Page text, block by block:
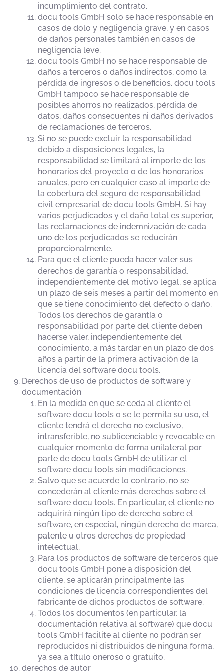
incumplimiento del contrato.
docu tools GmbH solo se hace responsable en
casos de dolo y negligencia grave, y en casos
de daños personales también en casos de
negligencia leve.
docu tools GmbH no se hace responsable de
daños a terceros o daños indirectos, como la
pérdida de ingresos o de beneficios. docu tools
GmbH tampoco se hace responsable de
posibles ahorros no realizados, pérdida de
datos, daños consecuentes ni daños derivados
de reclamaciones de terceros.
Si no se puede excluir la responsabilidad
debido a disposiciones legales, la
responsabilidad se limitará al importe de los
honorarios del proyecto o de los honorarios
anuales, pero en cualquier caso al importe de
la cobertura del seguro de responsabilidad
civil empresarial de docu tools GmbH. Si hay
varios perjudicados y el daño total es superior,
las reclamaciones de indemnización de cada
uno de los perjudicados se reducirán
proporcionalmente.
Para que el cliente pueda hacer valer sus
derechos de garantía o responsabilidad,
independientemente del motivo legal, se aplica
un plazo de seis meses a partir del momento en
que se tiene conocimiento del defecto o daño.
Todos los derechos de garantía o
responsabilidad por parte del cliente deben
hacerse valer, independientemente del
conocimiento, a más tardar en un plazo de dos
años a partir de la primera activación de la
licencia del software docu tools.
Derechos de uso de productos de software y
documentación
En la medida en que se ceda al cliente el
software docu tools o se le permita su uso, el
cliente tendrá el derecho no exclusivo,
intransferible, no sublicenciable y revocable en
cualquier momento de forma unilateral por
parte de docu tools GmbH de utilizar el
software docu tools sin modificaciones.
Salvo que se acuerde lo contrario, no se
concederán al cliente más derechos sobre el
software docu tools. En particular, el cliente no
adquirirá ningún tipo de derecho sobre el
software, en especial, ningún derecho de marca,
patente u otros derechos de propiedad
intelectual.
Para los productos de software de terceros que
docu tools GmbH pone a disposición del
cliente, se aplicarán principalmente las
condiciones de licencia correspondientes del
fabricante de dichos productos de software.
Todos los documentos (en particular, la
documentación relativa al software) que docu
tools GmbH facilite al cliente no podrán ser
reproducidos ni distribuidos de ninguna forma,
ya sea a título oneroso o gratuito.
derechos de autor